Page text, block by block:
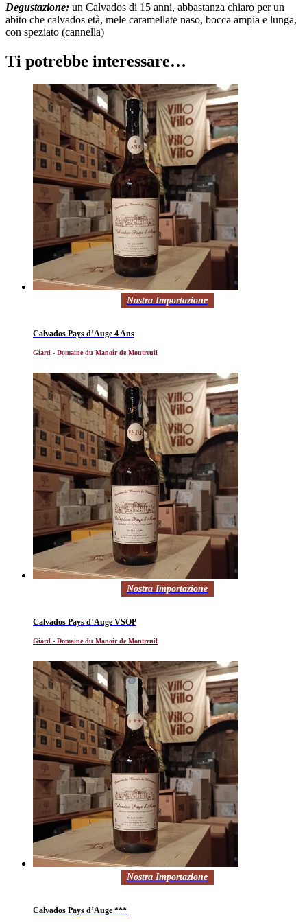
Degustazione: un Calvados di 15 anni, abbastanza chiaro per un
abito che calvados età, mele caramellate naso, bocca ampia e lunga,
con speziato (cannella)
Ti potrebbe interessare…
Nostra Importazione
Calvados Pays d’Auge 4 Ans
Giard - Domaine du Manoir de Montreuil
Nostra Importazione
Calvados Pays d’Auge VSOP
Giard - Domaine du Manoir de Montreuil
Nostra Importazione
Calvados Pays d’Auge ***